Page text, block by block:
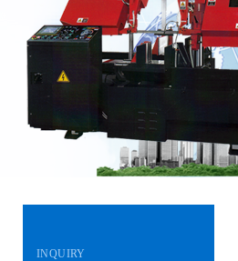
INQUIRY